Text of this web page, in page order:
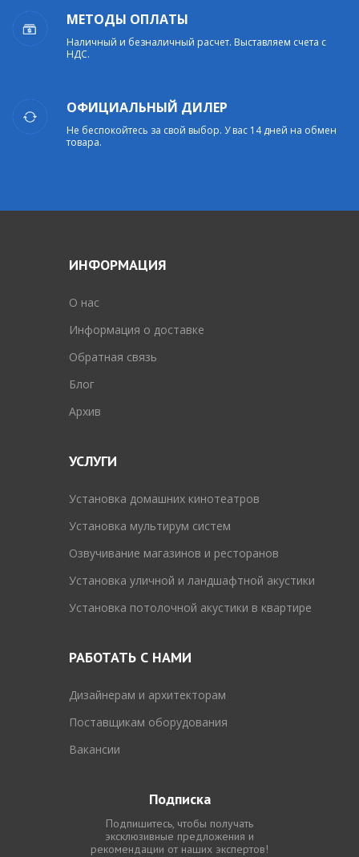
МЕТОДЫ ОПЛАТЫ
Наличный и безналичный расчет. Выставляем счета с
НДС.
ОФИЦИАЛЬНЫЙ ДИЛЕР
Не беспокойтесь за свой выбор. У вас 14 дней на обмен
товара.
ИНФОРМАЦИЯ
O нас
Информация о доставке
Обратная связь
Блог
Архив
УСЛУГИ
Установка домашних кинотеатров
Установка мультирум систем
Озвучивание магазинов и ресторанов
Установка уличной и ландшафтной акустики
Установка потолочной акустики в квартире
РАБОТАТЬ С НАМИ
Дизайнерам и архитекторам
Поставщикам оборудования
Вакансии
Подписка
Подпишитесь, чтобы получать
эксклюзивные предложения и
рекомендации от наших экспертов!